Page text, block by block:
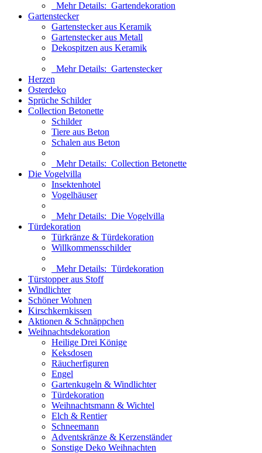
Mehr Details: Gartendekoration
Gartenstecker
Gartenstecker aus Keramik
Gartenstecker aus Metall
Dekospitzen aus Keramik
Mehr Details: Gartenstecker
Herzen
Osterdeko
Sprüche Schilder
Collection Betonette
Schilder
Tiere aus Beton
Schalen aus Beton
Mehr Details: Collection Betonette
Die Vogelvilla
Insektenhotel
Vogelhäuser
Mehr Details: Die Vogelvilla
Türdekoration
Türkränze & Türdekoration
Willkommensschilder
Mehr Details: Türdekoration
Türstopper aus Stoff
Windlichter
Schöner Wohnen
Kirschkernkissen
Aktionen & Schnäppchen
Weihnachtsdekoration
Heilige Drei Könige
Keksdosen
Räucherfiguren
Engel
Gartenkugeln & Windlichter
Türdekoration
Weihnachtsmann & Wichtel
Elch & Rentier
Schneemann
Adventskränze & Kerzenständer
Sonstige Deko Weihnachten